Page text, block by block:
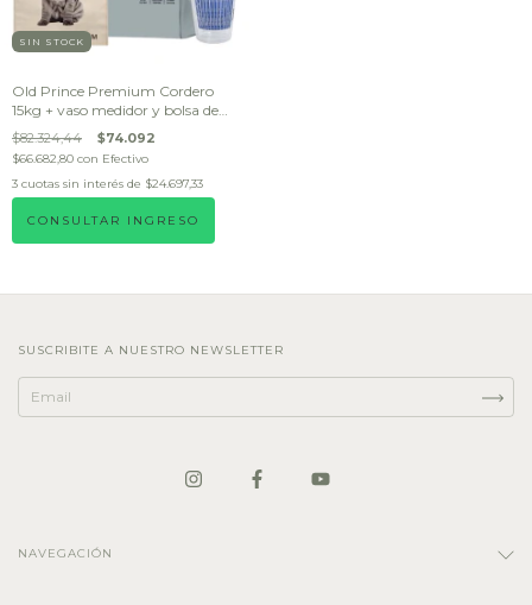
SIN STOCK
Old Prince Premium Cordero
15kg + vaso medidor y bolsa de
REGALO
$82.324,44 $74.092
$66.682,80 con Efectivo
3 cuotas sin interés de $24.697,33
CONSULTAR INGRESO
SUSCRIBITE A NUESTRO NEWSLETTER
NAVEGACIÓN